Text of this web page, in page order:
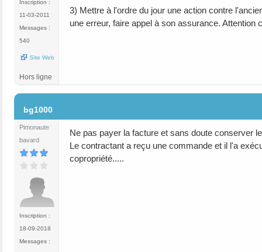
Inscription :
11-03-2011
Messages :
540
Site Web
3) Mettre à l'ordre du jour une action contre
une erreur, faire appel à son assurance.
Hors ligne
bg1000
Pimonaute
bavard
Inscription :
18-09-2018
Messages :
Ne pas payer la facture et sans doute conserver
Le contractant a reçu une commande et il l'a
copropriété.....